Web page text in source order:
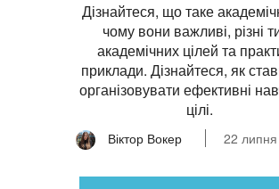
Дізнайтеся, що таке
чому вони важливі, різні
академічних цілей та
приклади. Дізнайтеся, як
організовувати ефективні
цілі.
Віктор Вокер 22